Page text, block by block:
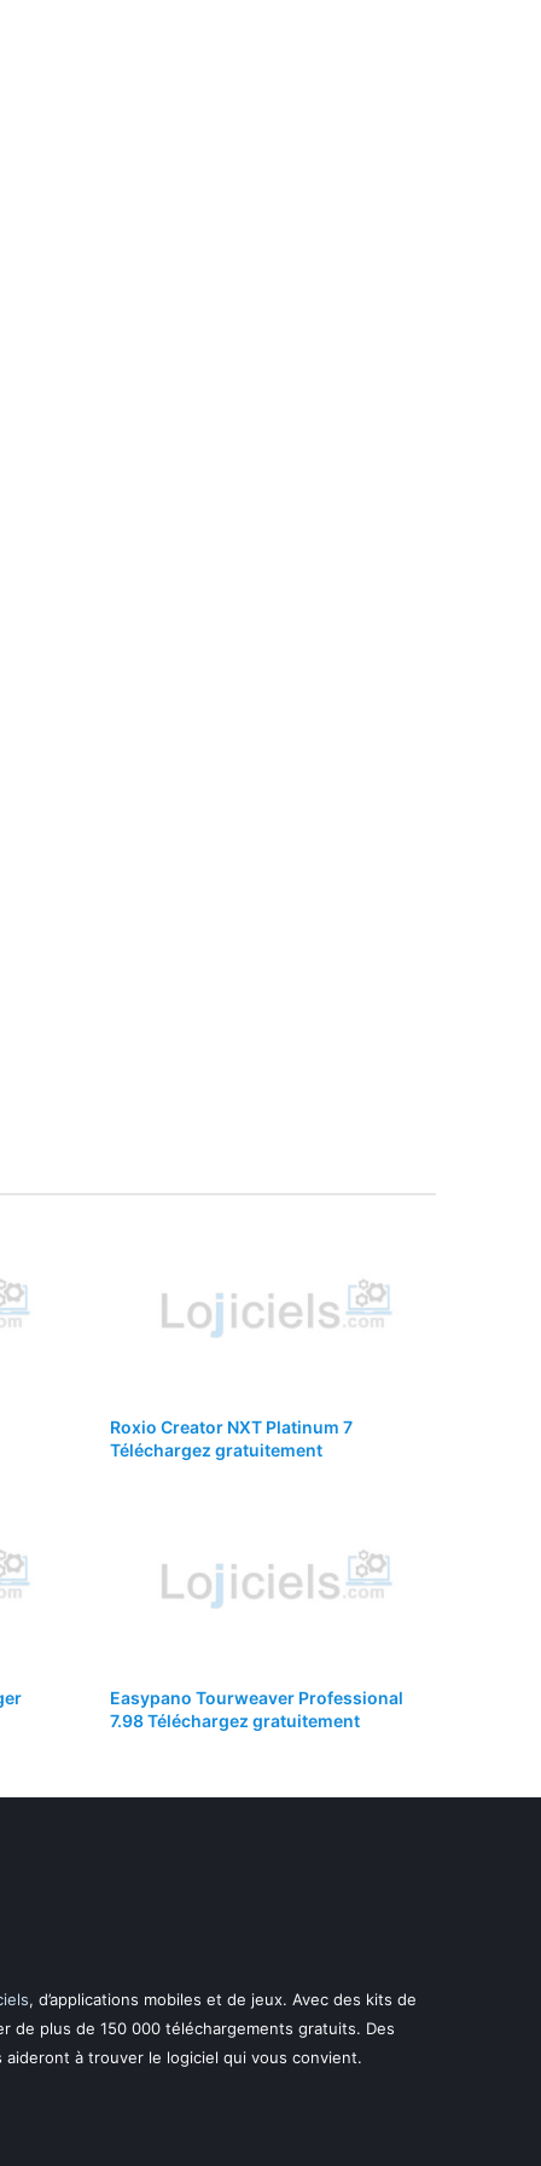
Roxio Creator NXT Platinum 7
Téléchargez gratuitement
Easypano Tourweaver Professional
7.98 Téléchargez gratuitement
, d’applications mobiles et de jeux. Avec des kits de
de plus de 150 000 téléchargements gratuits. Des
à trouver le logiciel qui vous convient.